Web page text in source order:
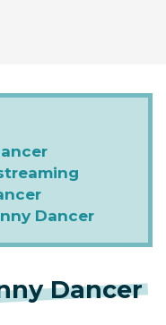
Dancer
Dancer